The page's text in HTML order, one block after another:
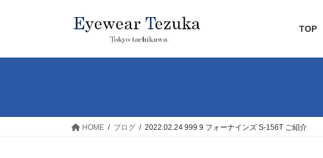
TOP
HOME ブログ 2022.02.24 999.9 フォーナインズ S-156T ご紹介